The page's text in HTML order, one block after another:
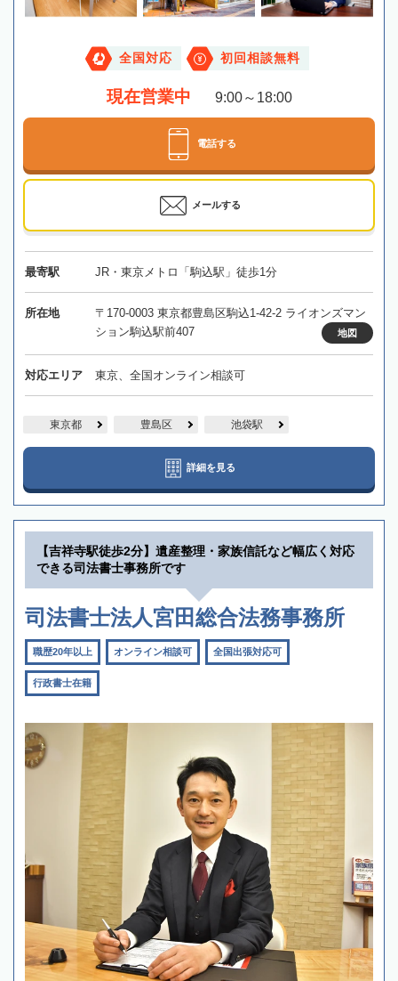
全国対応 初回相談無料
現在営業中 9:00～18:00
電話する
メールする
最寄駅 JR・東京メトロ「駒込駅」徒歩1分
所在地
〒170-0003 東京都豊島区駒込1-42-2 ライオンズマン
ション駒込駅前407
地図
対応エリア 東京、全国オンライン相談可
東京都 豊島区 池袋駅
詳細を見る
【吉祥寺駅徒歩2分】遺産整理・家族信託など幅広く対応
できる司法書士事務所です
司法書士法人宮田総合法務事務所
職歴20年以上 オンライン相談可 全国出張対応可
行政書士在籍